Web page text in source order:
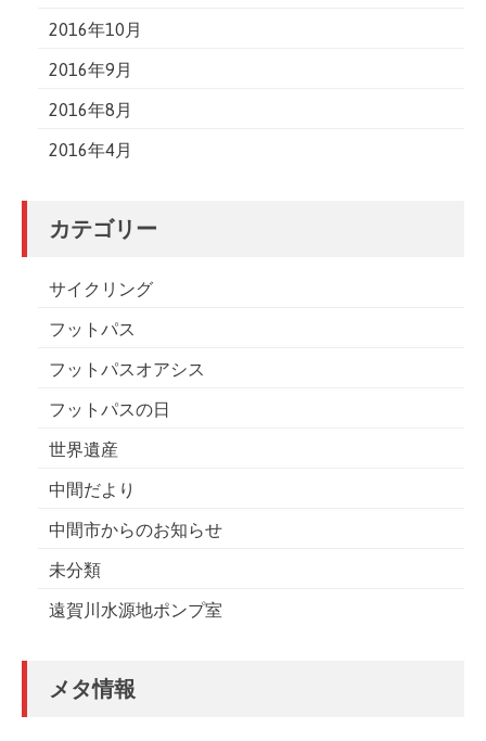
2016年10月
2016年9月
2016年8月
2016年4月
カテゴリー
サイクリング
フットパス
フットパスオアシス
フットパスの日
世界遺産
中間だより
中間市からのお知らせ
未分類
遠賀川水源地ポンプ室
メタ情報